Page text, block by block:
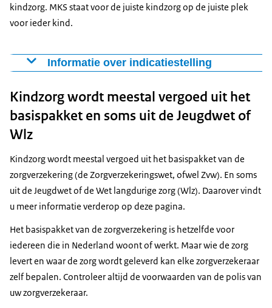
Daarnaast kan uw hele gezin begeleid worden bij het
elk moment de zorg weer kunt overnemen.
verpleging en verzorging thuis of in een verpleegkundig
kinderdagverblijf.
Ga voor meer informatie over zorg in de laatste
Vereniging voor Kindergeneeskunde (NVK): Richtlijn
‘Palliatieve zorg voor kinderen’.
kindzorg. MKS staat voor de juiste kindzorg op de juiste plek
voor ieder kind.
Informatie over indicatiestelling
op de volgende sites:
website van de V&VN:
Kindzorg wordt meestal vergoed uit het
basispakket en soms uit de Jeugdwet of
Wlz
Kindzorg wordt meestal vergoed uit het basispakket van de
zorgverzekering (de Zorgverzekeringswet, ofwel Zvw). En soms
uit de Jeugdwet of de Wet langdurige zorg (Wlz). Daarover vindt
u meer informatie verderop op deze pagina.
Het basispakket van de zorgverzekering is hetzelfde voor
iedereen die in Nederland woont of werkt. Maar wie de zorg
levert en waar de zorg wordt geleverd kan elke zorgverzekeraar
zelf bepalen. Controleer altijd de voorwaarden van de polis van
uw zorgverzekeraar.